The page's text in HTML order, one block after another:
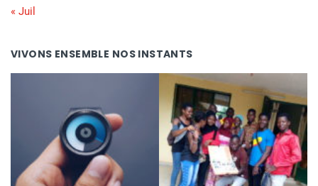
« Juil
VIVONS ENSEMBLE NOS INSTANTS